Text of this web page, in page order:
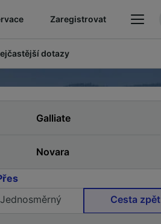
Zaregistrovat
dotazy
Jednosměrný
Cesta zpět